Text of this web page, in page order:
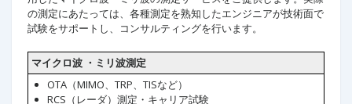
の測定にあたっては、各種測定を熟知したエンジニアが技術面で
試験をサポートし、コンサルティングを行います。
マイクロ波 ・ミリ波測定
OTA（MIMO、TRP、TISなど）
RCS（レーダ）測定・キャリア試験